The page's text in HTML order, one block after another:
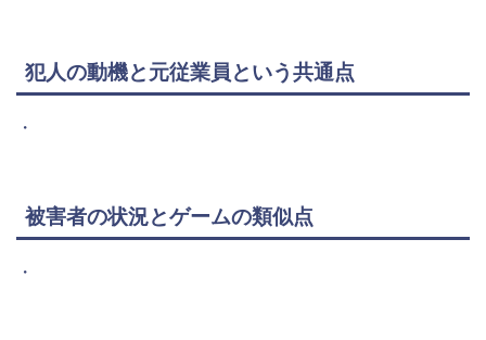
犯人の動機と元従業員という共通点
・
被害者の状況とゲームの類似点
・